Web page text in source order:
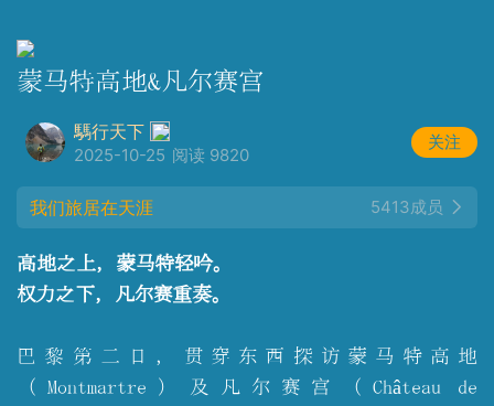
蒙马特高地&凡尔赛宫
騳行天下
2025-10-25 阅读 9820
关注
我们旅居在天涯 5413成员
高地之上，蒙马特轻吟。
权力之下，凡尔赛重奏。
巴黎第二日，贯穿东西探访蒙马特高地
（Montmartre）及凡尔赛宫（Château de